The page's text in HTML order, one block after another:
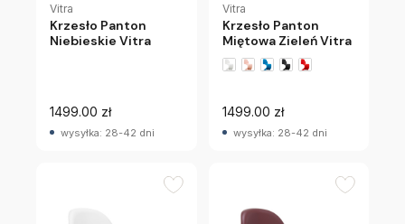
Vitra
Krzesło Panton
Niebieskie Vitra
1499.00 zł
wysyłka: 28-42 dni
Vitra
Krzesło Panton
Miętowa Zieleń Vitra
1499.00 zł
wysyłka: 28-42 dni